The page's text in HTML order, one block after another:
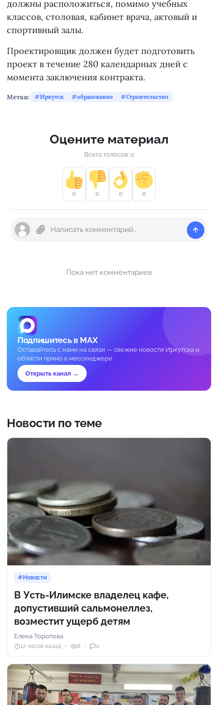
должны расположиться, помимо учебных
классов, столовая, кабинет врача, актовый и
спортивный залы.
Проектировщик должен будет подготовить
проект в течение 280 календарных дней с
момента заключения контракта.
Метки: Иркутск образование Строительство
Оцените материал
Всего голосов: 0
0 0 0 0
Пока нет комментариев
Подпишитесь в MAX
Оставайтесь с нами на связи — свежие новости Иркутска и
области прямо в мессенджере.
Открыть канал →
Новости по теме
Новости
В Усть-Илимске владелец кафе,
допустивший сальмонеллез,
возместит ущерб детям
Елена Торопова
12 часов назад 8 0